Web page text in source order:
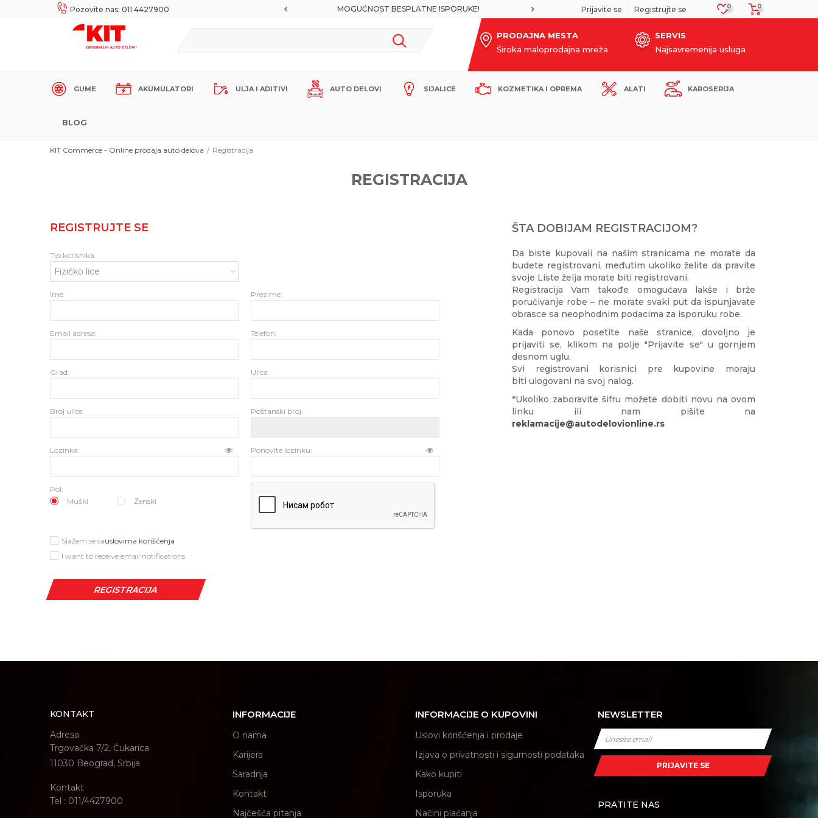
Pozovite nas: 011 4427900
SIGURNO PLAĆANJE PLATNIM KARTICAMA! MOGUĆNOST BESPLATNE ISPORUKE! SIGURNO PLAĆANJE PLATNIM KARTICAMA! 0
0
Prijavite se Registrujte se
PRODAJNA MESTA
Široka maloprodajna mreža
SERVIS
Najsavremenija usluga
GUME AKUMULATORI ULJA I ADITIVI AUTO DELOVI SIJALICE KOZMETIKA I OPREMA ALATI KAROSERIJA
BLOG
KIT Commerce - Online prodaja auto delova Registracija
REGISTRACIJA
REGISTRUJTE SE
Tip korisnika
Ime: Prezime:
Email adresa: Telefon:
Grad: Ulica:
Broj ulice: Poštanski broj:
Lozinka: Ponovite lozinku:
Pol:
Muški
Ženski
Slažem se sauslovima korišćenja
I want to receive email notifications
REGISTRACIJA
ŠTA DOBIJAM REGISTRACIJOM?
Da biste kupovali na našim stranicama ne morate da
budete registrovani, međutim ukoliko želite da pravite
svoje Liste želja morate biti registrovani.
Registracija Vam takođe omogućava lakše i brže
poručivanje robe – ne morate svaki put da ispunjavate
obrasce sa neophodnim podacima za isporuku robe.
Kada ponovo posetite naše stranice, dovoljno je
prijaviti se, klikom na polje "Prijavite se" u gornjem
desnom uglu.
Svi registrovani korisnici pre kupovine moraju
biti ulogovani na svoj nalog.
*Ukoliko zaboravite šifru možete dobiti novu na ovom
linku ili nam pišite na
reklamacije@autodelovionline.rs
KONTAKT
Adresa
Trgovačka 7/2, Čukarica
11030 Beograd, Srbija
Kontakt
Tel : 011/4427900
INFORMACIJE
O nama
Karijera
Saradnja
Kontakt
Najčešća pitanja
INFORMACIJE O KUPOVINI
Uslovi korišćenja i prodaje
Izjava o privatnosti i sigurnosti podataka
Kako kupiti
Isporuka
Načini plaćanja
NEWSLETTER
PRIJAVITE SE
PRATITE NAS